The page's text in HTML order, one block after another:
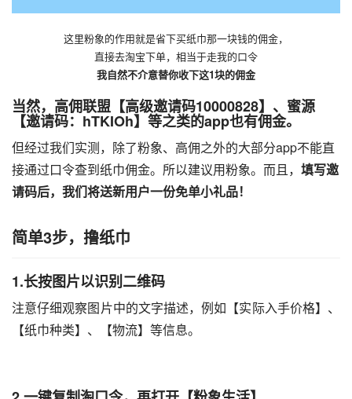
这里粉象的作用就是省下买纸巾那一块钱的佣金，
直接去淘宝下单，相当于走我的口令
我自然不介意替你收下这1块的佣金
当然，高佣联盟 【高级邀请码10000828】 、蜜源
【邀请码：hTKIOh】 等之类的app也有佣金。
但经过我们实测，除了粉象、高佣之外的大部分app不能直
接通过口令查到纸巾佣金。所以建议用粉象。而且， 填写邀
请码后，我们将送新用户一份免单小礼品！
简单3步，撸纸巾
1.长按图片以识别二维码
注意仔细观察图片中的文字描述，例如【实际入手价格】、
【纸巾种类】、【物流】等信息。